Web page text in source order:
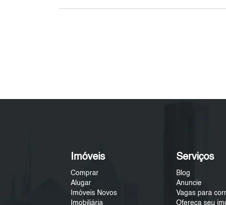
Imóveis
Comprar
Alugar
Imóveis Novos
Imobiliária
Serviços
Blog
Anuncie
Vagas para
Ofereça seu